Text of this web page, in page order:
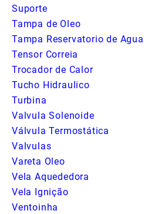
Suporte
Tampa de Oleo
Tampa Reservatorio de Agua
Tensor Correia
Trocador de Calor
Tucho Hidraulico
Turbina
Valvula Solenoide
Válvula Termostática
Valvulas
Vareta Oleo
Vela Aquededora
Vela Ignição
Ventoinha